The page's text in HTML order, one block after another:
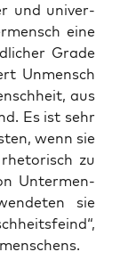
und uni­ver­
eine
Gra­de
Unmensch
aus
Es ist sehr
wenn sie
zu
Unter­men­
sie